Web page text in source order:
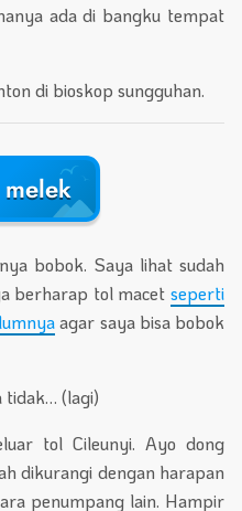
ada di bangku tempat
di bioskop sungguhan.
bobok. Saya lihat sudah
berharap tol macet seperti
agar saya bisa bobok
tidak… (lagi)
tol Cileunyi. Ayo dong
dikurangi dengan harapan
penumpang lain. Hampir